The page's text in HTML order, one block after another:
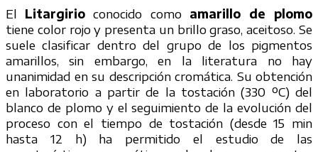
El Litargirio conocido como amarillo de plomo
tiene color rojo y presenta un brillo graso, aceitoso. Se
suele clasificar dentro del grupo de los pigmentos
amarillos, sin embargo, en la literatura no hay
unanimidad en su descripción cromática. Su obtención
en laboratorio a partir de la tostación (330 ºC) del
blanco de plomo y el seguimiento de la evolución del
proceso con el tiempo de tostación (desde 15 min
hasta 12 h) ha permitido el estudio de las